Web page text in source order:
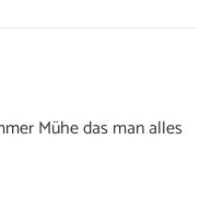
Mühe das man alles